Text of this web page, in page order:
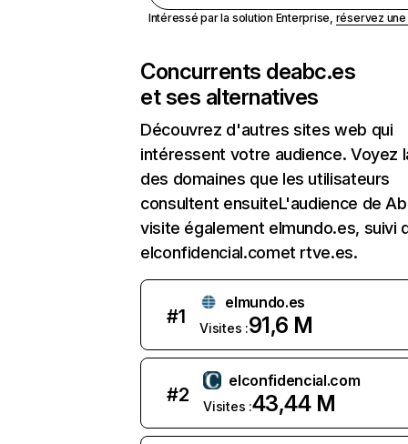
Intéressé par la solution Enterprise, réservez
Concurrents deabc.es
et ses alternatives
Découvrez d'autres sites web qui
intéressent votre audience. Voyez
des domaines que les utilisateurs
consultent ensuiteL'audience de
visite également elmundo.es, suivi
elconfidencial.comet rtve.es.
#1
elmundo.es
Visites :91,6 M
#2
elconfidencial.com
Visites :43,44 M